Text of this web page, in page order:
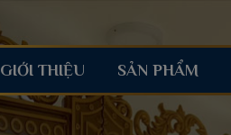
GIỚI THIỆU SẢN PHẨM